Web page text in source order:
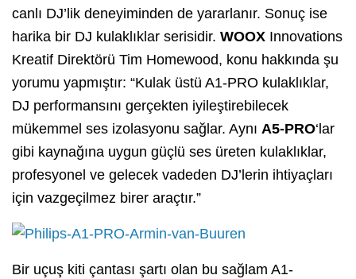
canlı DJ’lik deneyiminden de yararlanır. Sonuç ise
harika bir DJ kulaklıklar serisidir. WOOX Innovations
Kreatif Direktörü Tim Homewood, konu hakkında şu
yorumu yapmıştır: “Kulak üstü A1-PRO kulaklıklar,
DJ performansını gerçekten iyileştirebilecek
mükemmel ses izolasyonu sağlar. Aynı A5-PRO‘lar
gibi kaynağına uygun güçlü ses üreten kulaklıklar,
profesyonel ve gelecek vadeden DJ’lerin ihtiyaçları
için vazgeçilmez birer araçtır.”
Bir uçuş kiti çantası şartı olan bu sağlam A1-